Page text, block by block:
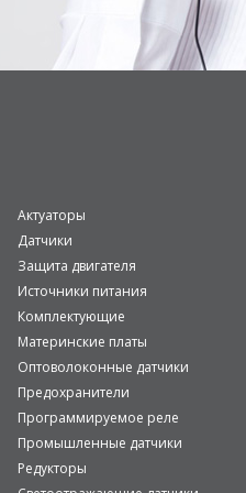
Актуаторы
Датчики
Защита двигателя
Источники питания
Комплектующие
Материнские платы
Оптоволоконные датчики
Предохранители
Программируемое реле
Промышленные датчики
Редукторы